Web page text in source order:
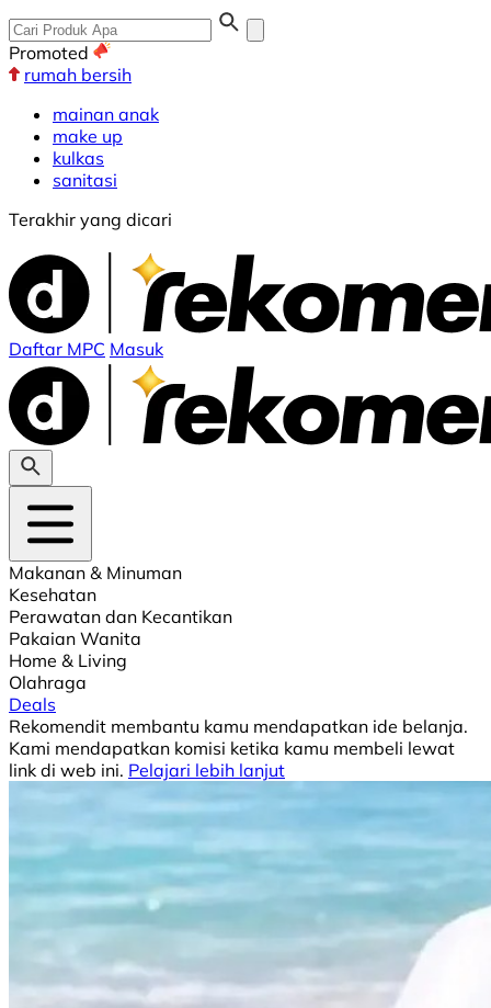
Promoted
rumah bersih
mainan anak
make up
kulkas
sanitasi
Terakhir yang dicari
Daftar MPC Masuk
Makanan & Minuman
Kesehatan
Perawatan dan Kecantikan
Pakaian Wanita
Home & Living
Olahraga
Deals
Rekomendit membantu kamu mendapatkan ide belanja.
Kami mendapatkan komisi ketika kamu membeli lewat
link di web ini. Pelajari lebih lanjut